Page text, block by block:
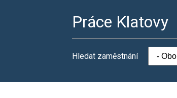
Práce Klatovy
Hledat zaměstnání